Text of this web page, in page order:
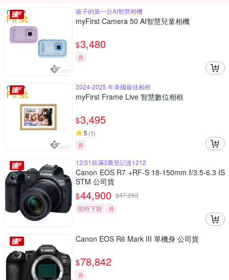
孩子的第一台AI智慧相機
myFirst Camera 50 AI智慧兒童相機
$3,480
券
2024-2025 年美國最佳相框
myFirst Frame Live 智慧數位相框
$3,495
5 (1)
券
12/31前滿3萬登記送1212
Canon EOS R7 +RF-S 18-150mm f/3.5-6.3 IS
STM 公司貨
$44,900 $47,263
限時下殺
券
Canon EOS R6 Mark III 單機身 公司貨
$78,842
券